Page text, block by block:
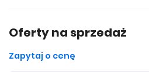
Oferty na sprzedaż
Zapytaj o cenę